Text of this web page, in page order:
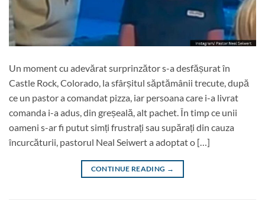
Un moment cu adevărat surprinzător s-a desfășurat în
Castle Rock, Colorado, la sfârșitul săptămânii trecute, după
ce un pastor a comandat pizza, iar persoana care i-a livrat
comanda i-a adus, din greșeală, alt pachet. În timp ce unii
oameni s-ar fi putut simți frustrați sau supărați din cauza
încurcăturii, pastorul Neal Seiwert a adoptat o […]
CONTINUE READING →